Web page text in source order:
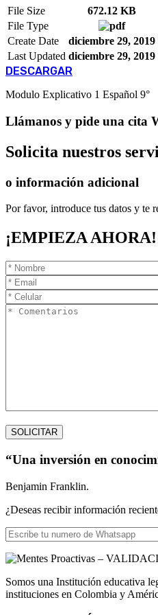
File Size
672.12 KB
File Type
Create Date
diciembre 29, 2019
Last Updated diciembre 29, 2019
DESCARGAR
Modulo Explicativo 1 Español 9°
Llámanos y pide una cita
Solicita nuestros
o información adicional
Por favor, introduce tus datos y te
¡EMPIEZA AHORA!
“Una inversión en
Benjamin Franklin.
¿Deseas recibir información
Somos una Institución educativa
instituciones en Colombia y